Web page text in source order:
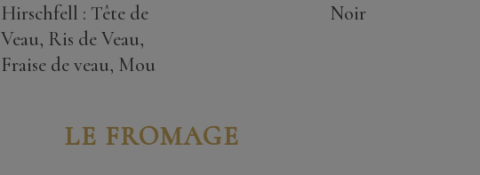
Hirschfell : Tête de
Veau, Ris de Veau,
Fraise de veau, Mou
Noir
LE FROMAGE